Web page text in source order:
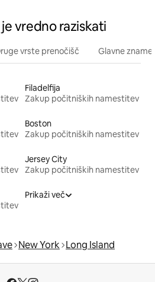
vredno raziskati
vrste prenočišč Glavne
Filadelfija
Zakup počitniških namestitev
Boston
Zakup počitniških namestitev
Jersey City
Zakup počitniških namestitev
Prikaži več
New York Long Island